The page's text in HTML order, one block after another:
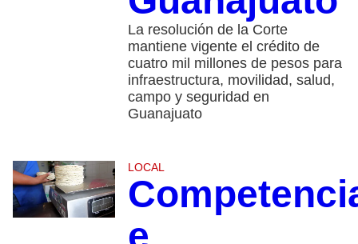
La resolución de la Corte
mantiene vigente el crédito de
cuatro mil millones de pesos para
infraestructura, movilidad, salud,
campo y seguridad en
Guanajuato
LOCAL
e